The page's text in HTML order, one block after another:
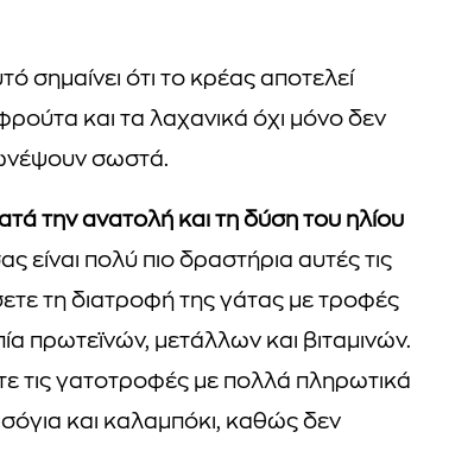
σημαίνει ότι το κρέας αποτελεί
και τα λαχανικά όχι μόνο δεν
σωστά.
την ανατολή και τη δύση του ηλίου
είναι πολύ πιο δραστήρια αυτές τις
τη διατροφή της γάτας με τροφές
πρωτεϊνών, μετάλλων και βιταμινών.
τις γατοτροφές με πολλά πληρωτικά
και καλαμπόκι, καθώς δεν